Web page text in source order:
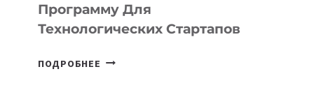
ПРЕДПРИНИМАТЕЛЬСТВО
Программу Для
Технологических Стартапов
ПОДРОБНЕЕ ОТКРЫТ